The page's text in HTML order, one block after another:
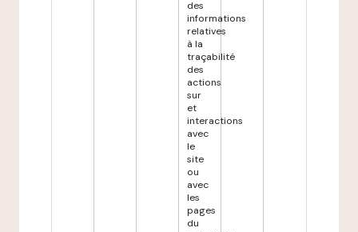
des
informations
relatives
à la
traçabilité
des
actions
sur
et
interactions
avec
le
site
ou
avec
les
pages
du